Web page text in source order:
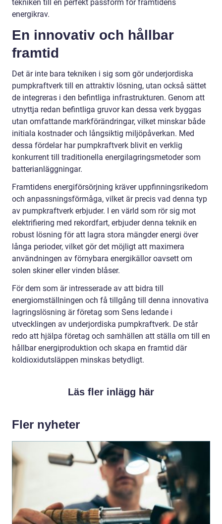
tekniken till en perfekt passform för framtidens
energikrav.
En innovativ och hållbar
framtid
Det är inte bara tekniken i sig som gör underjordiska
pumpkraftverk till en attraktiv lösning, utan också sättet
de integreras i den befintliga infrastrukturen. Genom att
utnyttja redan befintliga gruvor kan dessa verk byggas
utan omfattande markförändringar, vilket minskar både
initiala kostnader och långsiktig miljöpåverkan. Med
dessa fördelar har pumpkraftverk blivit en verklig
konkurrent till traditionella energilagringsmetoder som
batterianläggningar.
Framtidens energiförsörjning kräver uppfinningsrikedom
och anpassningsförmåga, vilket är precis vad denna typ
av pumpkraftverk erbjuder. I en värld som rör sig mot
elektrifiering med rekordfart, erbjuder denna teknik en
robust lösning för att lagra stora mängder energi över
långa perioder, vilket gör det möjligt att maximera
användningen av förnybara energikällor oavsett om
solen skiner eller vinden blåser.
För dem som är intresserade av att bidra till
energiomställningen och få tillgång till denna innovativa
lagringslösning är företag som Sens ledande i
utvecklingen av underjordiska pumpkraftverk. De står
redo att hjälpa företag och samhällen att ställa om till en
hållbar energiproduktion och skapa en framtid där
koldioxidutsläppen minskas betydligt.
Läs fler inlägg här
Fler nyheter